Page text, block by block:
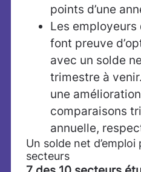
points d’une
Les employeurs
font preuve
avec un solde
trimestre à
une
comparaisons
annuelle,
Un solde net
secteurs